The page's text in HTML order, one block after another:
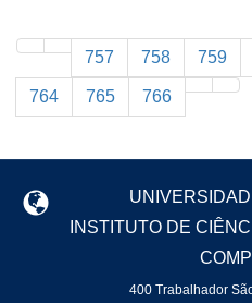
757 758 759
764 765 766
INSTITUTO DE
400 Trabalhador